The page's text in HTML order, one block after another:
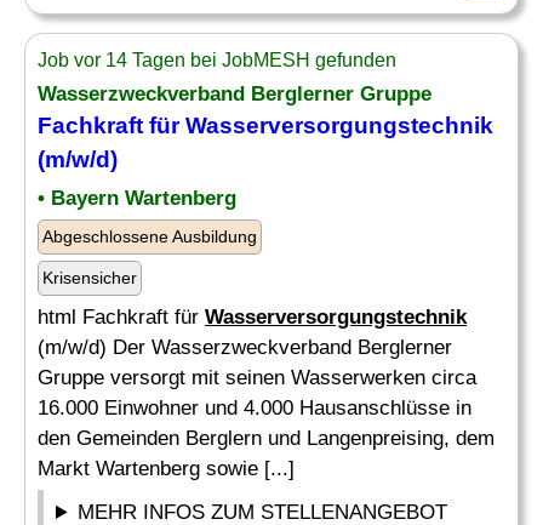
Job vor 14 Tagen bei JobMESH gefunden
Wasserzweckverband Berglerner Gruppe
Fachkraft fürWasserversorgungstechnik
(m/w/d)
• Bayern Wartenberg
Abgeschlossene Ausbildung
Krisensicher
html Fachkraft für Wasserversorgungstechnik
(m/w/d) Der Wasserzweckverband Berglerner
Gruppe versorgt mit seinen Wasserwerken circa
16.000 Einwohner und 4.000 Hausanschlüsse in
den Gemeinden Berglern und Langenpreising, dem
Markt Wartenberg sowie [...]
MEHR INFOS ZUM STELLENANGEBOT